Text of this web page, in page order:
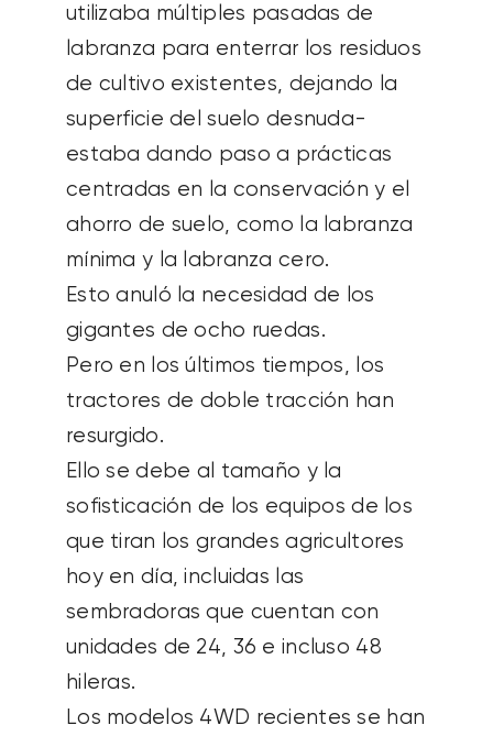
utilizaba múltiples pasadas de
labranza para enterrar los residuos
de cultivo existentes, dejando la
superficie del suelo desnuda-
estaba dando paso a prácticas
centradas en la conservación y el
ahorro de suelo, como la labranza
mínima y la labranza cero.
Esto anuló la necesidad de los
gigantes de ocho ruedas.
Pero en los últimos tiempos, los
tractores de doble tracción han
resurgido.
Ello se debe al tamaño y la
sofisticación de los equipos de los
que tiran los grandes agricultores
hoy en día, incluidas las
sembradoras que cuentan con
unidades de 24, 36 e incluso 48
hileras.
Los modelos 4WD recientes se han